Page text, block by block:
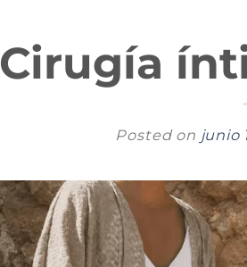
Cirugía
Posted on junio